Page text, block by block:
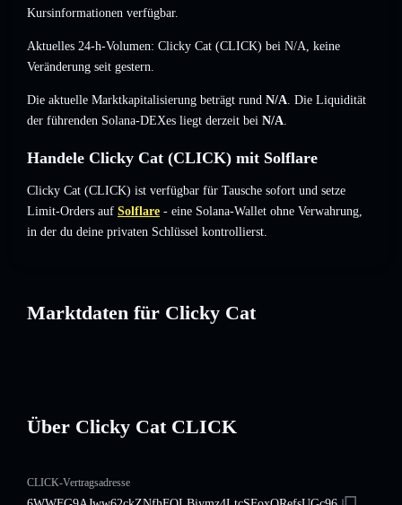
Kursinformationen verfügbar.
Aktuelles 24-h-Volumen: Clicky Cat (CLICK) bei N/A, keine
Veränderung seit gestern.
Die aktuelle Marktkapitalisierung beträgt rund N/A. Die Liquidität
der führenden Solana-DEXes liegt derzeit bei N/A.
Handele Clicky Cat (CLICK) mit Solflare
Clicky Cat (CLICK) ist verfügbar für Tausche sofort und setze
Limit-Orders auf Solflare - eine Solana-Wallet ohne Verwahrung,
in der du deine privaten Schlüssel kontrollierst.
Marktdaten für Clicky Cat
Über Clicky Cat CLICK
CLICK-Vertragsadresse